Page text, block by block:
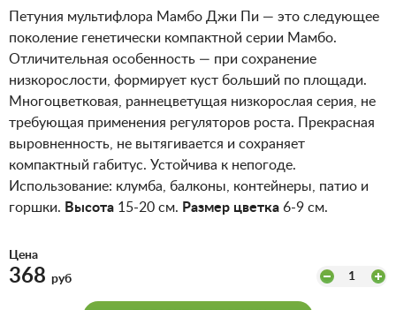
Петуния мультифлора Мамбо Джи Пи — это следующее
поколение генетически компактной серии Мамбо.
Отличительная особенность — при сохранение
низкорослости, формирует куст больший по площади.
Многоцветковая, раннецветущая низкорослая серия, не
требующая применения регуляторов роста. Прекрасная
выровненность, не вытягивается и сохраняет
компактный габитус. Устойчива к непогоде.
Использование: клумба, балконы, контейнеры, патио и
горшки. Высота 15-20 см. Размер цветка 6-9 см.
Цена
368 руб 1